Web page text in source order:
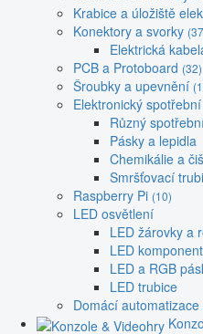
Krabice a úložiště
Konektory a svorky
Elektrická
PCB a Protoboard (32)
Šroubky a upevnění
Elektronický
Různý
Pásky a lepidla
Chemikálie a
Smršťovací
Raspberry Pi (10)
LED osvětlení
LED žárovky a
LED
LED a RGB
LED trubice
Domácí